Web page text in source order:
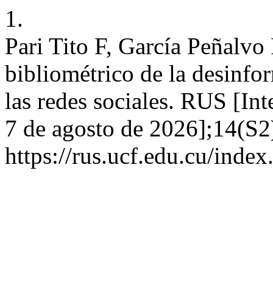
1.
Pari Tito F, García
bibliométrico de la
las redes sociales. RUS
7 de agosto de
https://rus.ucf.edu.cu/